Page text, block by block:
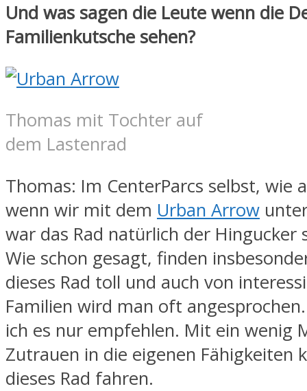
Und was sagen die Leute wenn die
Familienkutsche sehen?
Thomas mit Tochter auf
dem Lastenrad
Thomas: Im CenterParcs selbst, wie
wenn wir mit dem Urban Arrow
war das Rad natürlich der Hingucker
Wie schon gesagt, finden
dieses Rad toll und auch von
Familien wird man oft
ich es nur empfehlen. Mit ein wenig
Zutrauen in die eigenen Fähigkeiten
dieses Rad fahren.